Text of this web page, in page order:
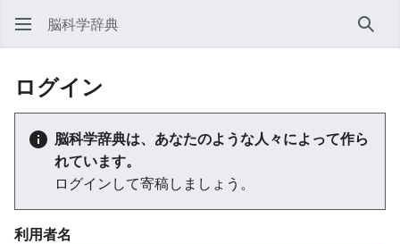
脳科学辞典 検索
ログイン
脳科学辞典は、あなたのような人々によって作ら
れています。
ログインして寄稿しましょう。
利用者名